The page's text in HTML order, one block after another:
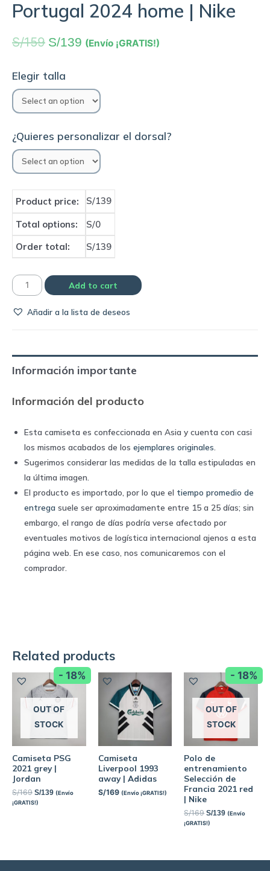
Portugal 2024 home | Nike
S/159 S/139 (Envío ¡GRATIS!)
Elegir talla
¿Quieres personalizar el dorsal?
Product price: S/139
Total options:
S/0
Order total:
S/139
Camiseta
de
home
|
quantity
Add to cart
Añadir a la lista de deseos
Información importante
Información del producto
Esta camiseta es confeccionada en Asia y cuenta con casi
los mismos acabados de los ejemplares originales.
Sugerimos considerar las medidas de la talla estipuladas en
la última imagen.
El producto es importado, por lo que el tiempo promedio de
entrega suele ser aproximadamente entre 15 a 25 días; sin
embargo, el rango de días podría verse afectado por
eventuales motivos de logística internacional ajenos a esta
página web. En ese caso, nos comunicaremos con el
comprador.
Related products
- 18%
OUT OF
STOCK
Camiseta PSG
2021 grey |
Jordan
S/169 S/139 (Envío
¡GRATIS!)
Camiseta
Liverpool 1993
away | Adidas
S/169 (Envío ¡GRATIS!)
- 18%
OUT OF
STOCK
Polo de
entrenamiento
Selección de
Francia 2021 red
| Nike
S/169 S/139 (Envío
¡GRATIS!)